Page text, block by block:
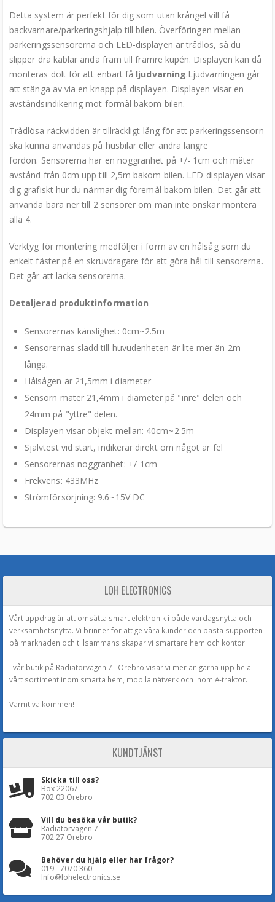
Detta system är perfekt för dig som utan krångel vill få
backvarnare/parkeringshjälp till bilen. Överföringen mellan
parkeringssensorerna och LED-displayen är trådlös, så du
slipper dra kablar ända fram till främre kupén. Displayen kan då
monteras dolt för att enbart få ljudvarning.Ljudvarningen går
att stänga av via en knapp på displayen. Displayen visar en
avståndsindikering mot förmål bakom bilen.
Trådlösa räckvidden är tillräckligt lång för att parkeringssensorn
ska kunna användas på husbilar eller andra längre
fordon. Sensorerna har en noggranhet på +/- 1cm och mäter
avstånd från 0cm upp till 2,5m bakom bilen. LED-displayen visar
dig grafiskt hur du närmar dig föremål bakom bilen. Det går att
använda bara ner till 2 sensorer om man inte önskar montera
alla 4.
Verktyg för montering medföljer i form av en hålsåg som du
enkelt fäster på en skruvdragare för att göra hål till sensorerna.
Det går att lacka sensorerna.
Detaljerad produktinformation
Sensorernas känslighet: 0cm~2.5m
Sensorernas sladd till huvudenheten är lite mer än 2m
långa.
Hålsågen är 21,5mm i diameter
Sensorn mäter 21,4mm i diameter på "inre" delen och
24mm på "yttre" delen.
Displayen visar objekt mellan: 40cm~2.5m
Självtest vid start, indikerar direkt om något är fel
Sensorernas noggranhet: +/-1cm
Frekvens: 433MHz
Strömförsörjning: 9.6~15V DC
LOH ELECTRONICS
Vårt uppdrag är att omsätta smart elektronik i både vardagsnytta och
verksamhetsnytta. Vi brinner för att ge våra kunder den bästa supporten
på marknaden och tillsammans skapar vi smartare hem och kontor.
I vår butik på Radiatorvägen 7 i Örebro visar vi mer än gärna upp hela
vårt sortiment inom smarta hem, mobila nätverk och inom A-traktor.
Varmt välkommen!
KUNDTJÄNST
Skicka till oss?
Box 22067
702 03 Örebro
Vill du besöka vår butik?
Radiatorvägen 7
702 27 Örebro
Behöver du hjälp eller har frågor?
019 - 7070 360
Info@lohelectronics.se